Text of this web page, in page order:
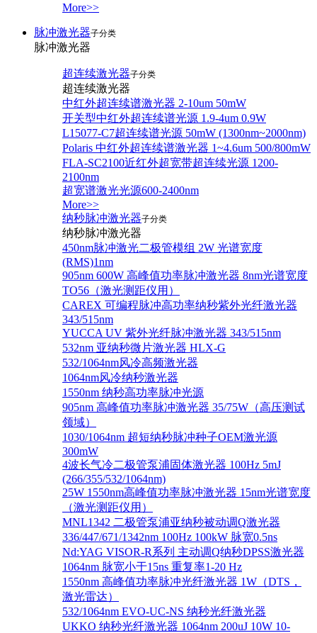
More>>
脉冲激光器子分类
脉冲激光器
超连续激光器子分类
超连续激光器
中红外超连续谱激光器 2-10um 50mW
开关型中红外超连续谱光源 1.9-4um 0.9W
L15077-C7超连续谱光源 50mW (1300nm~2000nm)
Polaris 中红外超连续谱激光器 1~4.6um 500/800mW
FLA-SC2100近红外超宽带超连续光源 1200-
2100nm
超宽谱激光光源600-2400nm
More>>
纳秒脉冲激光器子分类
纳秒脉冲激光器
450nm脉冲激光二极管模组 2W 光谱宽度
(RMS)1nm
905nm 600W 高峰值功率脉冲激光器 8nm光谱宽度
TO56（激光测距仪用）
CAREX 可编程脉冲高功率纳秒紫外光纤激光器
343/515nm
YUCCA UV 紫外光纤脉冲激光器 343/515nm
532nm 亚纳秒微片激光器 HLX-G
532/1064nm风冷高频激光器
1064nm风冷纳秒激光器
1550nm 纳秒高功率脉冲光源
905nm 高峰值功率脉冲激光器 35/75W（高压测试
领域）
1030/1064nm 超短纳秒脉冲种子OEM激光源
300mW
4波长气冷二极管泵浦固体激光器 100Hz 5mJ
(266/355/532/1064nm)
25W 1550nm高峰值功率脉冲激光器 15nm光谱宽度
（激光测距仪用）
MNL1342 二极管泵浦亚纳秒被动调Q激光器
336/447/671/1342nm 100Hz 100kW 脉宽0.5ns
Nd:YAG VISOR-R系列 主动调Q纳秒DPSS激光器
1064nm 脉宽小于15ns 重复率1-20 Hz
1550nm 高峰值功率脉冲光纤激光器 1W（DTS，
激光雷达）
532/1064nm EVO-UC-NS 纳秒光纤激光器
UKKO 纳秒光纤激光器 1064nm 200uJ 10W 10-